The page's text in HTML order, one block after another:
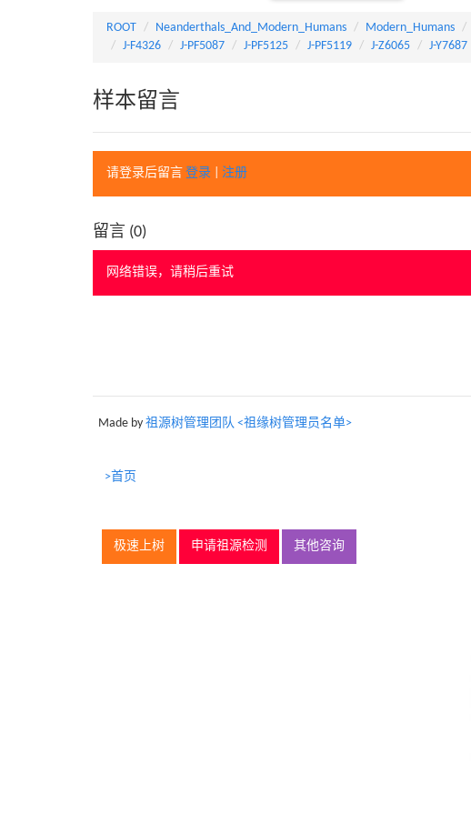
ROOT Neanderthals_And_Modern_Humans Modern_Humans
J-F4326
J-PF5087 J-PF5125 J-PF5119 J-Z6065 J-Y7687
样本留言
请登录后留言 登录 注册
留言 (0)
网络错误，请稍后重试
Made by 祖源树管理团队 <祖缘树管理员名单>
>首页
极速上树 申请祖源检测 其他咨询